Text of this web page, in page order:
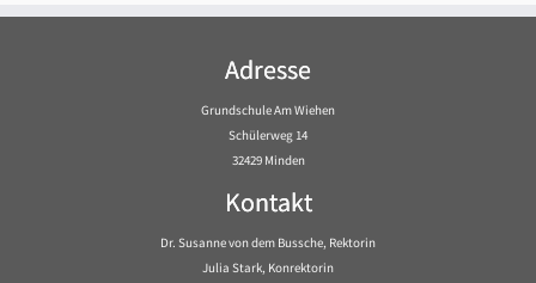
Adresse
Grundschule Am Wiehen
Schülerweg 14
32429 Minden
Kontakt
Dr. Susanne von dem Bussche, Rektorin
Julia Stark, Konrektorin